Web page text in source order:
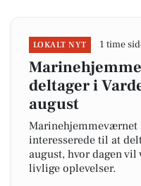
LOKALT NYT 1 time
deltager i
august
interesserede til at
august, hvor dagen
livlige oplevelser.